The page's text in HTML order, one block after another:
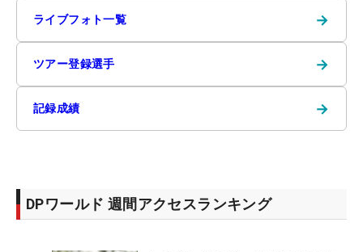
ライブフォト一覧 →
ツアー登録選手 →
記録成績 →
DPワールド 週間アクセスランキング